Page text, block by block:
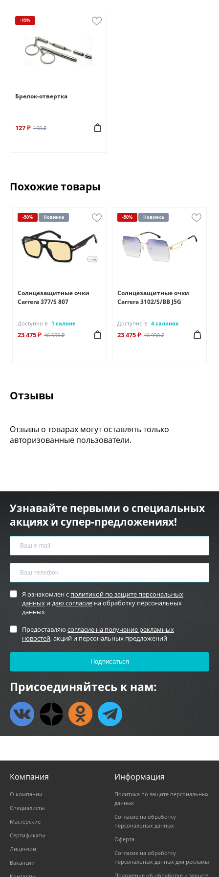
-15%
Брелок-отвертка
127 ₽ 150 ₽
Похожие товары
-50% Новинка
Солнцезащитные очки
Carrera 377/S 807
Доступно в 1 салоне
23 475 ₽ 46 950 ₽
-50% Новинка
Солнцезащитные очки
Carrera 3102/S/BB J5G
Доступно в 4 салонах
23 475 ₽ 46 950 ₽
Отзывы
Отзывы о товарах могут оставлять только
авторизованные пользователи.
Узнавайте первыми о специальных
акциях и супер-предложениях!
Я ознакомлен с политикой по защите персональных
данных идаю согласие на обработку персональных
данных
Предоставляю согласие на получение рекламных
новостей, акций и персональных предложений
Присоединяйтесь к нам:
Компания
О компании
Специалисты
Мастерские
Сертификаты
Лицензии
Вакансии
Информация
Политика по защите персональных
данных
Согласие на обработку
персональных данных
Оферта
Согласие на обработку
персональных данных для рекламы
Положение об обработке и защите